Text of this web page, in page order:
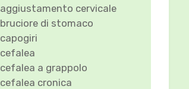
aggiustamento cervicale
bruciore di stomaco
capogiri
cefalea
cefalea a grappolo
cefalea cronica